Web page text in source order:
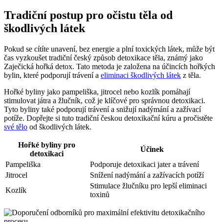
Tradiční postup pro‍ očistu těla od
škodlivých látek
Pokud se cítíte unavení,⁢ bez energie a plní toxických‍ látek, může být
čas vyzkoušet ⁤tradiční český‍ způsob detoxikace těla, známý jako
Zaječická hořká detox. Tato metoda je ⁣založena na​ účincích hořkých⁣
bylin, které podporují trávení ⁣a eliminaci škodlivých látek z těla.
Hořké byliny ⁣jako pampeliška, jitrocel nebo kozlík ‌pomáhají
stimulovat ⁤játra a‍ žlučník, ⁢což je klíčové ​pro správnou detoxikaci.
Tyto byliny také podporují trávení a snižují ⁣nadýmání ‌a zažívací
potíže.⁢ Dopřejte si tuto tradiční českou detoxikační kúru a pročistěte
své tělo ⁣od škodlivých látek.
Hořké ⁤byliny pro
detoxikaci
Účinek
Pampeliška
Podporuje detoxikaci jater​ a trávení
Jitrocel
Snížení​ nadýmání a zažívacích potíží
Kozlík
Stimulace ⁣žlučníku pro lepší eliminaci
⁣toxinů